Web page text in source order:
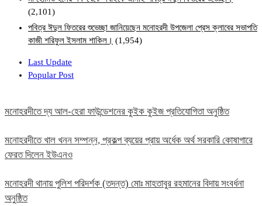
(2,101)
পবিত্র ঈদুল ফিতরের শুভেচ্ছা জানিয়েছেন মনোহরদী উপজেলা প্রেস ক্লাবের সভাপতি
কাজী শরিফুল ইসলাম শাকিল। (1,954)
Last Update
Popular Post
মনোহরদীতে দ্য আল-হেরা ফাউন্ডেশনের কুইক কুইজ প্রতিযোগিতা অনুষ্ঠিত
মনোহরদীতে খাল খনন সম্পন্ন, প্রকল্প ব্যয়ের প্রায় অর্ধেক অর্থ সরকারি কোষাগারে
ফেরত দিলেন ইউএনও
মনোহরদী থানায় পুলিশ পরিদর্শক (তদন্ত) মোঃ মাহতাবুর রহমানের বিদায় সংবর্ধনা
অনুষ্ঠিত